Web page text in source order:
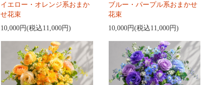
イエロー・オレンジ系おまか
せ花束
10,000円(税込11,000円)
ブルー・パープル系おまかせ
花束
10,000円(税込11,000円)